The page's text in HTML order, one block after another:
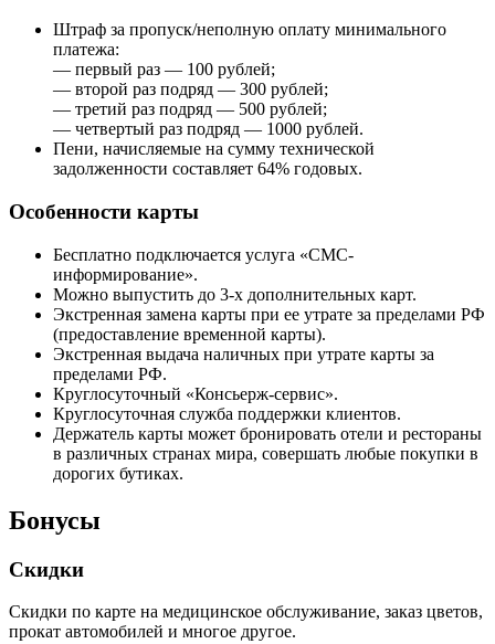
Штраф за пропуск/неполную оплату минимального
платежа:
— первый раз — 100 рублей;
— второй раз подряд — 300 рублей;
— третий раз подряд — 500 рублей;
— четвертый раз подряд — 1000 рублей.
Пени, начисляемые на сумму технической
задолженности составляет 64% годовых.
Особенности карты
Бесплатно подключается услуга «СМС-
информирование».
Можно выпустить до 3-х дополнительных карт.
Экстренная замена карты при ее утрате за пределами РФ
(предоставление временной карты).
Экстренная выдача наличных при утрате карты за
пределами РФ.
Круглосуточный «Консьерж-сервис».
Круглосуточная служба поддержки клиентов.
Держатель карты может бронировать отели и рестораны
в различных странах мира, совершать любые покупки в
дорогих бутиках.
Бонусы
Скидки
Скидки по карте на медицинское обслуживание, заказ цветов,
прокат автомобилей и многое другое.